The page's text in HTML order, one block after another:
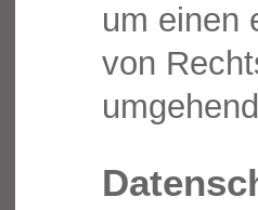
um einen
von